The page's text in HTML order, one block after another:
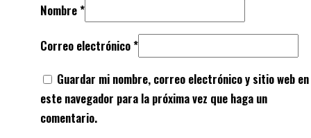
Nombre*
Correo electrónico*
Guardar mi nombre, correo electrónico y sitio web en
este navegador para la próxima vez que haga un
comentario.